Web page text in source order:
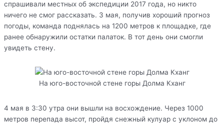
спрашивали местных об экспедиции 2017 года, но никто
ничего не смог рассказать. 3 мая, получив хороший прогноз
погоды, команда поднялась на 1200 метров к площадке, где
ранее обнаружили остатки палаток. В тот день они смогли
увидеть стену.
На юго-восточной стене горы Долма Кханг
4 мая в 3:30 утра они вышли на восхождение. Через 1000
метров перепада высот, пройдя снежный кулуар с уклоном до